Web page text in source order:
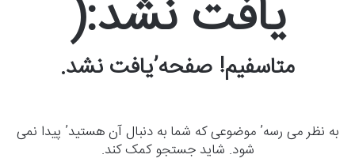
یافت نشد:(
متاسفیم! صفحه’یافت نشد.
به نظر می رسه’ موضوعی که شما به دنبال آن هستید’ پیدا نمی
شود. شاید جستجو کمک کند.